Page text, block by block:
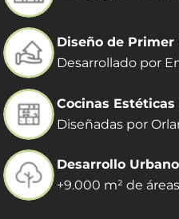
Diseño de Primer
Desarrollado por
Cocinas
Diseñadas por
Desarrollo
+9.000 m² de